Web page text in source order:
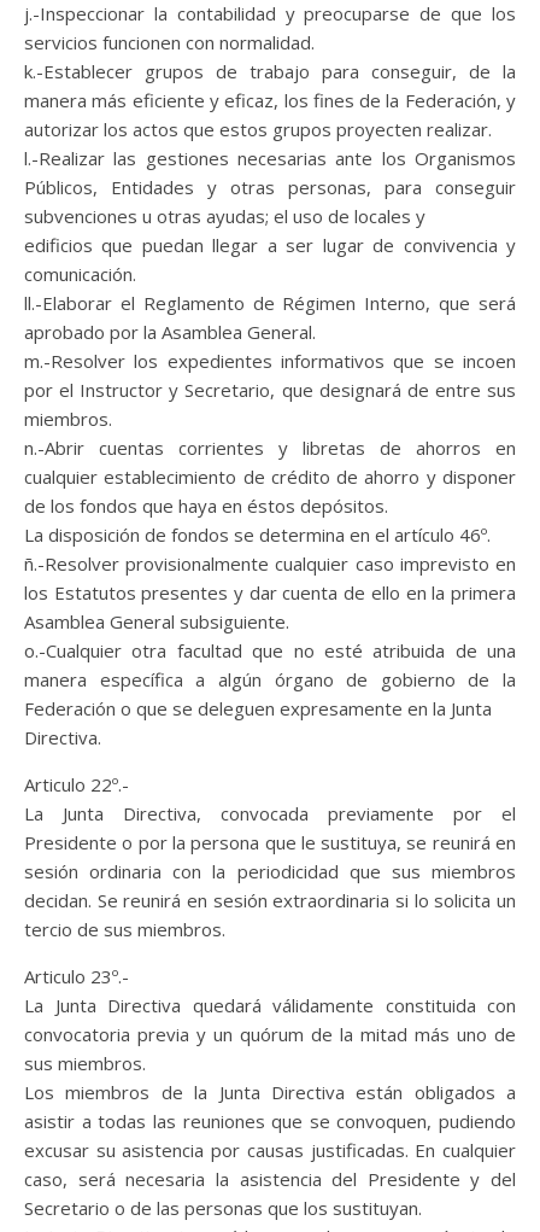
j.-Inspeccionar la contabilidad y preocuparse de que los
servicios funcionen con normalidad.
k.-Establecer grupos de trabajo para conseguir, de la
manera más eficiente y eficaz, los fines de la Federación, y
autorizar los actos que estos grupos proyecten realizar.
l.-Realizar las gestiones necesarias ante los Organismos
Públicos, Entidades y otras personas, para conseguir
subvenciones u otras ayudas; el uso de locales y
edificios que puedan llegar a ser lugar de convivencia y
comunicación.
ll.-Elaborar el Reglamento de Régimen Interno, que será
aprobado por la Asamblea General.
m.-Resolver los expedientes informativos que se incoen
por el Instructor y Secretario, que designará de entre sus
miembros.
n.-Abrir cuentas corrientes y libretas de ahorros en
cualquier establecimiento de crédito de ahorro y disponer
de los fondos que haya en éstos depósitos.
La disposición de fondos se determina en el artículo 46º.
ñ.-Resolver provisionalmente cualquier caso imprevisto en
los Estatutos presentes y dar cuenta de ello en la primera
Asamblea General subsiguiente.
o.-Cualquier otra facultad que no esté atribuida de una
manera específica a algún órgano de gobierno de la
Federación o que se deleguen expresamente en la Junta
Directiva.
Articulo 22º.-
La Junta Directiva, convocada previamente por el
Presidente o por la persona que le sustituya, se reunirá en
sesión ordinaria con la periodicidad que sus miembros
decidan. Se reunirá en sesión extraordinaria si lo solicita un
tercio de sus miembros.
Articulo 23º.-
La Junta Directiva quedará válidamente constituida con
convocatoria previa y un quórum de la mitad más uno de
sus miembros.
Los miembros de la Junta Directiva están obligados a
asistir a todas las reuniones que se convoquen, pudiendo
excusar su asistencia por causas justificadas. En cualquier
caso, será necesaria la asistencia del Presidente y del
Secretario o de las personas que los sustituyan.